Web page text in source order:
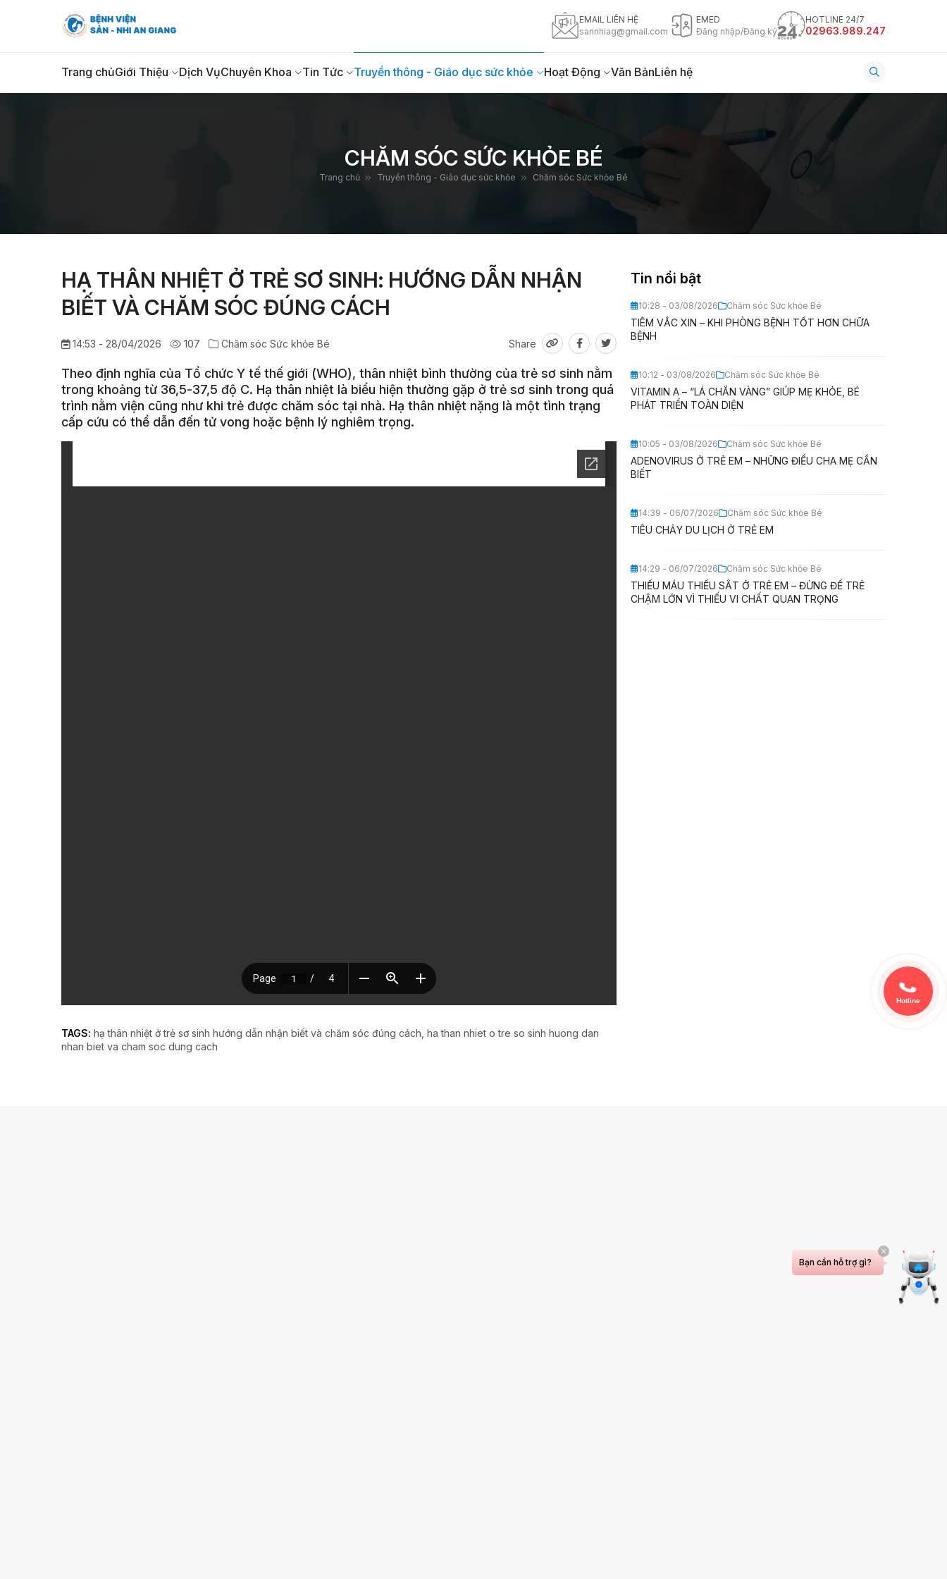
EMAIL LIÊN HỆ
sannhiag@gmail.com
EMED
Đăng nhập/Đăng ký
HOTLINE 24/7
02963.989.247
Trang chủGiới Thiệu Dịch VụChuyên Khoa Tin Tức Truyền thông - Giáo dục sức khỏe Hoạt Động Văn BảnLiên hệ
CHĂM SÓC SỨC KHỎE BÉ
Trang chủ Truyền thông - Giáo dục sức khỏe Chăm sóc Sức khỏe Bé
HẠ THÂN NHIỆT Ở TRẺ SƠ SINH: HƯỚNG DẪN NHẬN
BIẾT VÀ CHĂM SÓC ĐÚNG CÁCH
14:53 - 28/04/2026 107 Chăm sóc Sức khỏe Bé Share
Theo định nghĩa của Tổ chức Y tế thế giới (WHO), thân nhiệt bình thường của trẻ sơ sinh nằm
trong khoảng từ 36,5-37,5 độ C. Hạ thân nhiệt là biểu hiện thường gặp ở trẻ sơ sinh trong quá
trình nằm viện cũng như khi trẻ được chăm sóc tại nhà. Hạ thân nhiệt nặng là một tình trạng
cấp cứu có thể dẫn đến tử vong hoặc bệnh lý nghiêm trọng.
TAGS: hạ thân nhiệt ở trẻ sơ sinh hướng dẫn nhận biết và chăm sóc đúng cách ha than nhiet o tre so sinh huong dan
nhan biet va cham soc dung cach
Tin nổi bật
10:28 - 03/08/2026 Chăm sóc Sức khỏe Bé
TIÊM VẮC XIN – KHI PHÒNG BỆNH TỐT HƠN CHỮA
BỆNH
10:12 - 03/08/2026 Chăm sóc Sức khỏe Bé
VITAMIN A – “LÁ CHẮN VÀNG” GIÚP MẸ KHỎE, BÉ
PHÁT TRIỂN TOÀN DIỆN
10:05 - 03/08/2026 Chăm sóc Sức khỏe Bé
ADENOVIRUS Ở TRẺ EM – NHỮNG ĐIỀU CHA MẸ CẦN
BIẾT
14:39 - 06/07/2026 Chăm sóc Sức khỏe Bé
TIÊU CHẢY DU LỊCH Ở TRẺ EM
14:29 - 06/07/2026 Chăm sóc Sức khỏe Bé
THIẾU MÁU THIẾU SẮT Ở TRẺ EM – ĐỪNG ĐỂ TRẺ
CHẬM LỚN VÌ THIẾU VI CHẤT QUAN TRỌNG
Hotline
Bạn cần hỗ trợ gì?